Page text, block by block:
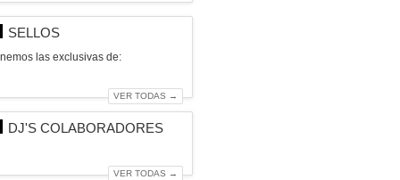
SELLOS
las exclusivas de:
VER TODAS →
DJ'S COLABORADORES
VER TODAS →